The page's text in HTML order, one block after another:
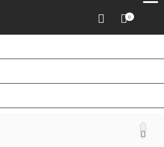
0